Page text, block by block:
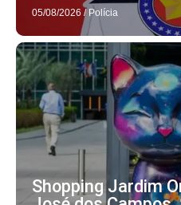
05/08/2026 / Polícia
Shopping Jardim